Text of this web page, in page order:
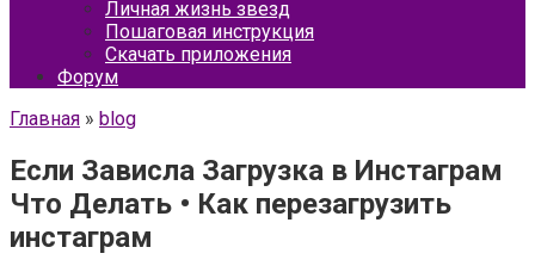
Личная жизнь звезд
Пошаговая инструкция
Скачать приложения
Форум
Главная » blog
Если Зависла Загрузка в Инстаграм
Что Делать • Как перезагрузить
инстаграм